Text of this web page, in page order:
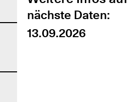
nächste Daten:
13.09.2026